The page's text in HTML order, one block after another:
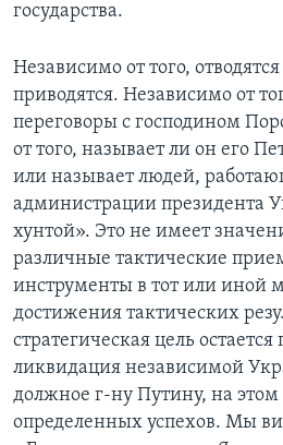
государства.
Независимо от того,
приводятся. Независимо от
переговоры с господином
от того, называет ли он его
или называет людей,
администрации президента
хунтой». Это не имеет
различные тактические
инструменты в тот или иной
достижения тактических
стратегическая цель
ликвидация независимой
должное г-ну Путину, на этом
определенных успехов. Мы